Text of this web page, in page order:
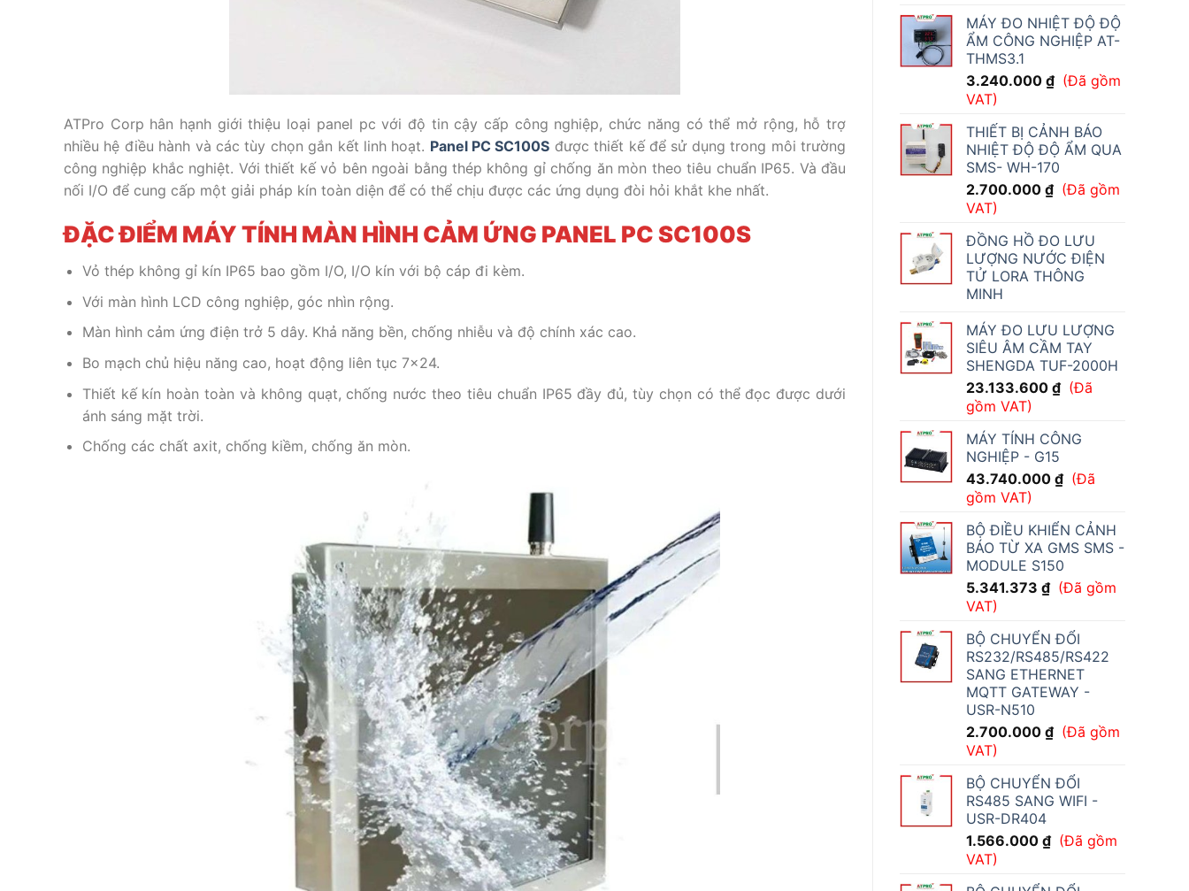
MÁY ĐO NHIỆT ĐỘ ĐỘ
ẨM CÔNG NGHIỆP AT-
THMS3.1
3.240.000 ₫ (Đã gồm
VAT)
THIẾT BỊ CẢNH BÁO
NHIỆT ĐỘ ĐỘ ẨM QUA
SMS- WH-170
2.700.000 ₫ (Đã gồm
VAT)
ĐỒNG HỒ ĐO LƯU
LƯỢNG NƯỚC ĐIỆN
TỬ LORA THÔNG
MINH
MÁY ĐO LƯU LƯỢNG
SIÊU ÂM CẦM TAY
SHENGDA TUF-2000H
23.133.600 ₫ (Đã
gồm VAT)
MÁY TÍNH CÔNG
NGHIỆP - G15
43.740.000 ₫ (Đã
gồm VAT)
BỘ ĐIỀU KHIỂN CẢNH
BÁO TỪ XA GMS SMS -
MODULE S150
5.341.373 ₫ (Đã gồm
VAT)
BỘ CHUYỂN ĐỔI
RS232/RS485/RS422
SANG ETHERNET
MQTT GATEWAY -
USR-N510
2.700.000 ₫ (Đã gồm
VAT)
BỘ CHUYỂN ĐỔI
RS485 SANG WIFI -
USR-DR404
1.566.000 ₫ (Đã gồm
VAT)
ATPro Corp hân hạnh giới thiệu loại panel pcvới độ tin cậy cấp công nghiệp, chức năng có thể mở rộng, hỗ trợ
nhiều hệ điều hành và các tùy chọn gắn kết linh hoạt. Panel PC SC100S được thiết kế để sử dụng trong môi trường
công nghiệp khắc nghiệt. Với thiết kế vỏ bên ngoài bằng thép không gỉ chống ăn mòn theo tiêu chuẩn IP65. Và đầu
nối I/O để cung cấp một giải pháp kín toàn diện để có thể chịu được các ứng dụng đòi hỏi khắt khe nhất.
ĐẶC ĐIỂM MÁY TÍNH MÀN HÌNH CẢM ỨNG PANEL PC SC100S
Vỏ thép không gỉ kín IP65 bao gồm I/O, I/O kín với bộ cáp đi kèm.
Với màn hình LCD công nghiệp, góc nhìn rộng.
Màn hình cảm ứng điện trở 5 dây. Khả năng bền, chống nhiễu và độ chính xác cao.
Bo mạch chủ hiệu năng cao, hoạt động liên tục 7×24.
Thiết kế kín hoàn toàn và không quạt, chống nước theo tiêu chuẩn IP65 đầy đủ, tùy chọn có thể đọc được dưới
ánh sáng mặt trời.
Chống các chất axit, chống kiềm, chống ăn mòn.